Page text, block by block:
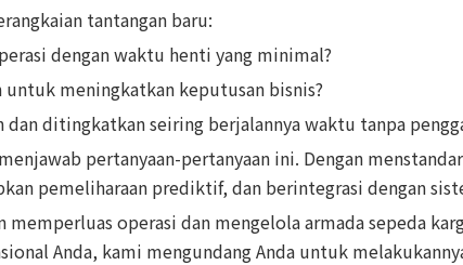
tantangan baru:
dengan waktu henti yang minimal?
untuk meningkatkan keputusan bisnis?
ditingkatkan seiring berjalannya waktu tanpa
pertanyaan-pertanyaan ini. Dengan
pemeliharaan prediktif, dan berintegrasi dengan
operasi dan mengelola armada sepeda
Anda, kami mengundang Anda untuk